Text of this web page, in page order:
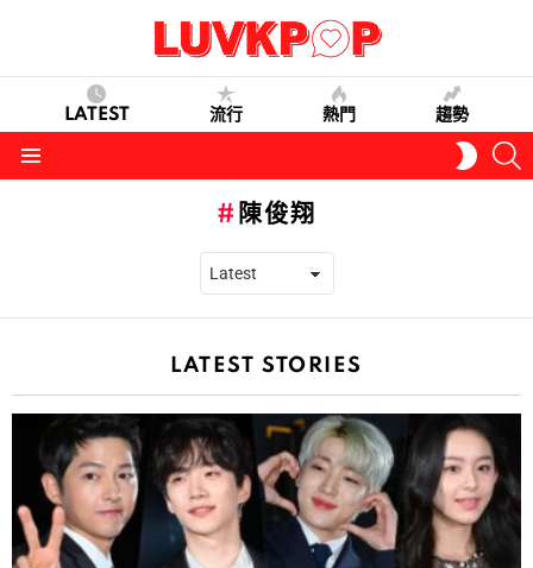
LATEST 流行 熱門 趨勢
SKIN
陳俊翔
LATEST STORIES